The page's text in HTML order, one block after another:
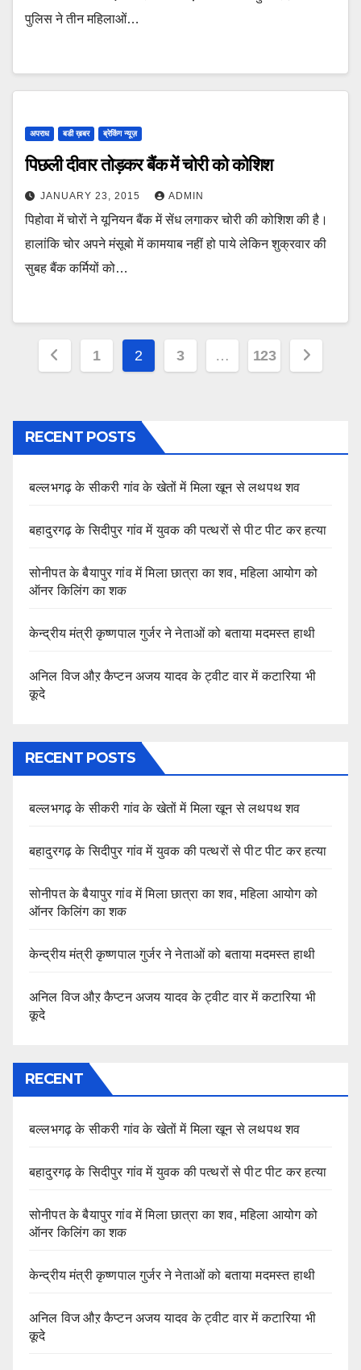
पुलिस ने तीन महिलाओं…
अपराध बडी ख़बर ब्रेकिंग न्यूज़
पिछली दीवार तोड़कर बैंक में चोरी को कोशिश
JANUARY 23, 2015 ADMIN
पिहोवा में चोरों ने यूनियन बैंक में सेंध लगाकर चोरी की कोशिश की है।
हालांकि चोर अपने मंसूबो में कामयाब नहीं हो पाये लेकिन शुक्रवार की
सुबह बैंक कर्मियों को…
Posts
1 2 3 … 123
RECENT POSTS
बल्लभगढ़ के सीकरी गांव के खेतों में मिला खून से लथपथ शव
बहादुरगढ़ के सिदीपुर गांव में युवक की पत्थरों से पीट पीट कर हत्या
सोनीपत के बैयापुर गांव में मिला छात्रा का शव, महिला आयोग को
ऑनर किलिंग का शक
केन्द्रीय मंत्री कृष्णपाल गुर्जर ने नेताओं को बताया मदमस्त हाथी
अनिल विज औऱ कैप्टन अजय यादव के ट्वीट वार में कटारिया भी
कूदे
RECENT POSTS
बल्लभगढ़ के सीकरी गांव के खेतों में मिला खून से लथपथ शव
बहादुरगढ़ के सिदीपुर गांव में युवक की पत्थरों से पीट पीट कर हत्या
सोनीपत के बैयापुर गांव में मिला छात्रा का शव, महिला आयोग को
ऑनर किलिंग का शक
केन्द्रीय मंत्री कृष्णपाल गुर्जर ने नेताओं को बताया मदमस्त हाथी
अनिल विज औऱ कैप्टन अजय यादव के ट्वीट वार में कटारिया भी
कूदे
RECENT
बल्लभगढ़ के सीकरी गांव के खेतों में मिला खून से लथपथ शव
बहादुरगढ़ के सिदीपुर गांव में युवक की पत्थरों से पीट पीट कर हत्या
सोनीपत के बैयापुर गांव में मिला छात्रा का शव, महिला आयोग को
ऑनर किलिंग का शक
केन्द्रीय मंत्री कृष्णपाल गुर्जर ने नेताओं को बताया मदमस्त हाथी
अनिल विज औऱ कैप्टन अजय यादव के ट्वीट वार में कटारिया भी
कूदे